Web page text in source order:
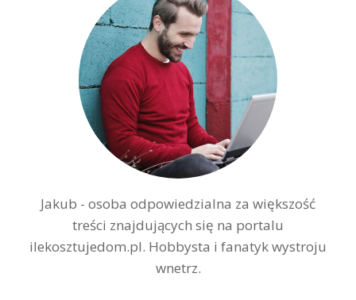
Jakub - osoba odpowiedzialna za większość
treści znajdujących się na portalu
ilekosztujedom.pl. Hobbysta i fanatyk wystroju
wnetrz.